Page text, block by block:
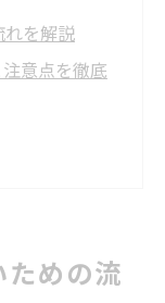
を解説
意点を徹底
方ガイド
めの流